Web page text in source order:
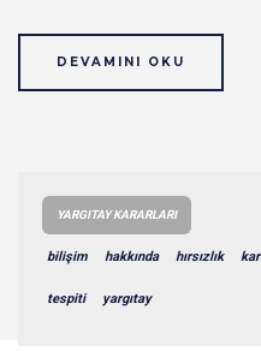
DEVAMINI OKU
YARGITAY KARARLARI
bilişim hakkında hırsızlık
tespiti yargıtay